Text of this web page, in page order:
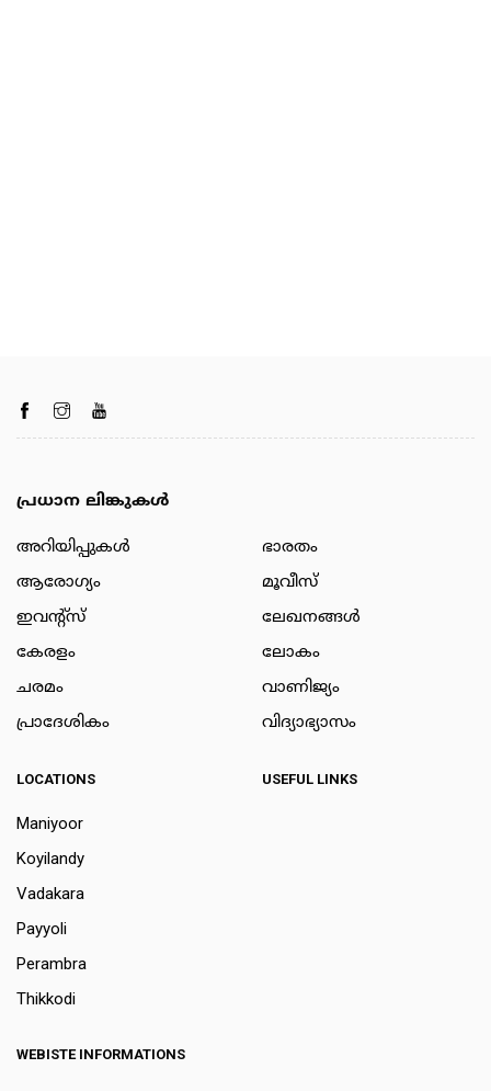
പ്രധാന ലിങ്കുകൾ
അറിയിപ്പുകള്‍
ആരോഗ്യം
ഇവന്റ്സ്
കേരളം
ചരമം
പ്രാദേശികം
ഭാരതം
മൂവീസ്
ലേഖനങ്ങള്‍
ലോകം
വാണിജ്യം
വിദ്യാഭ്യാസം
LOCATIONS
Maniyoor
Koyilandy
Vadakara
Payyoli
Perambra
Thikkodi
USEFUL LINKS
WEBISTE INFORMATIONS